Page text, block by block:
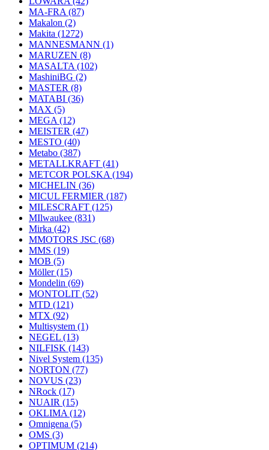
MA-FRA (87)
Makalon (2)
Makita (1272)
MANNESMANN (1)
MARUZEN (8)
MASALTA (102)
MashiniBG (2)
MASTER (8)
MATABI (36)
MAX (5)
MEGA (12)
MEISTER (47)
MESTO (40)
Metabo (387)
METALLKRAFT (41)
METCOR POLSKA (194)
MICHELIN (36)
MICUL FERMIER (187)
MILESCRAFT (125)
MIlwaukee (831)
Mirka (42)
MMOTORS JSC (68)
MMS (19)
MOB (5)
Möller(15)
Mondelin (69)
MONTOLIT (52)
MTD (121)
MTX (92)
Multisystem (1)
NEGEL (13)
NILFISK (143)
Nivel System (135)
NORTON (77)
NOVUS (23)
NRock (17)
NUAIR (15)
OKLIMA (12)
Omnigena (5)
OMS (3)
OPTIMUM (214)